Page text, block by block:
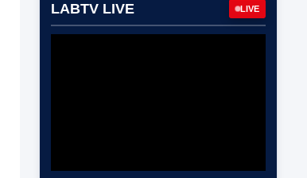
LABTV LIVE LIVE